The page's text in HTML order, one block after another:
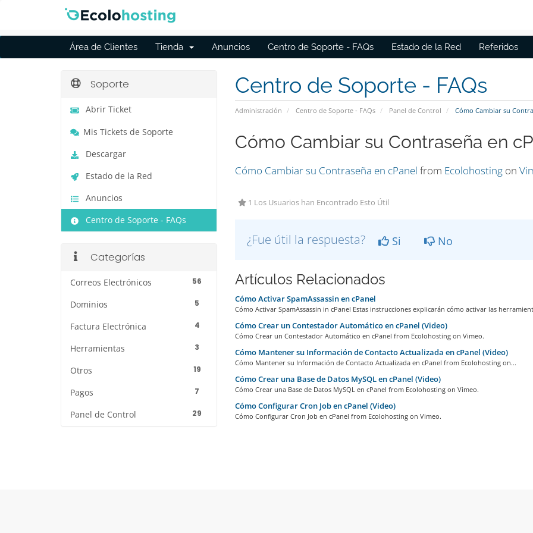
Área de Clientes Tienda Anuncios Centro de Soporte - FAQs Estado de la Red Referidos
Centro de Soporte - FAQs
Administración Centro de Soporte - FAQs Panel de Control Cómo Cambiar su
Soporte
Mis Tickets de Soporte
Anuncios
Centro de Soporte - FAQs
Descargar
Estado de la Red
Abrir Ticket
Cómo Cambiar su Contraseña en
Cómo Cambiar su Contraseña en cPanel from Ecolohostingon
1 Los Usuarios han Encontrado Esto Útil
¿Fue útil la respuesta? Si No
Artículos Relacionados
Cómo Activar SpamAssassin en cPanel
Cómo Activar SpamAssassin in cPanel Estas instrucciones explicarán cómo activar las
Cómo Crear un Contestador Automático en cPanel (Video)
Cómo Crear un Contestador Automático en cPanel from Ecolohosting on Vimeo.
Cómo Mantener su Información de Contacto Actualizada en cPanel (Video)
Cómo Mantener su Información de Contacto Actualizada en cPanel from Ecolohosting on...
Cómo Crear una Base de Datos MySQL en cPanel (Video)
Cómo Crear una Base de Datos MySQL en cPanel from Ecolohosting on Vimeo.
Cómo Configurar Cron Job en cPanel (Video)
Cómo Configurar Cron Job en cPanel from Ecolohosting on Vimeo.
Categorías
56
Correos Electrónicos
5
Dominios
4
Factura Electrónica
3
Herramientas
19
Otros
7
Pagos
29
Panel de Control